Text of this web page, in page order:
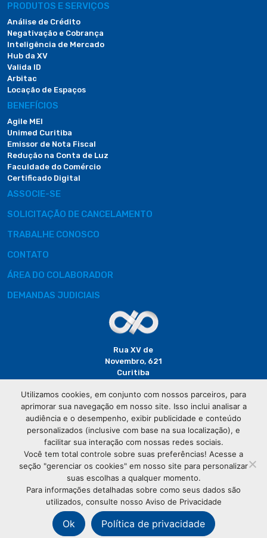
PRODUTOS E SERVIÇOS
Análise de Crédito
Negativação e Cobrança
Inteligência de Mercado
Hub da XV
Valida ID
Arbitac
Locação de Espaços
BENEFÍCIOS
Agile MEI
Unimed Curitiba
Emissor de Nota Fiscal
Redução na Conta de Luz
Faculdade do Comércio
Certificado Digital
ASSOCIE-SE
SOLICITAÇÃO DE CANCELAMENTO
TRABALHE CONOSCO
CONTATO
ÁREA DO COLABORADOR
DEMANDAS JUDICIAIS
Rua XV de
Novembro, 621
Curitiba
(41) 3320-
2929
© CopyrightAssociação Comercial do Paraná - Todos os
direitos reservados
76.583.004/0001-01
Utilizamos cookies, em conjunto com nossos parceiros, para
aprimorar sua navegação em nosso site. Isso inclui analisar a
audiência e o desempenho, exibir publicidade e conteúdo
personalizados (inclusive com base na sua localização), e
facilitar sua interação com nossas redes sociais.
Você tem total controle sobre suas preferências! Acesse a
seção "gerenciar os cookies" em nosso site para personalizar
suas escolhas a qualquer momento.
Para informações detalhadas sobre como seus dados são
utilizados, consulte nosso Aviso de Privacidade
Ok Política de privacidade